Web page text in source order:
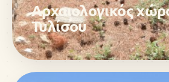
Αρχαιολογικός
Τυλίσου